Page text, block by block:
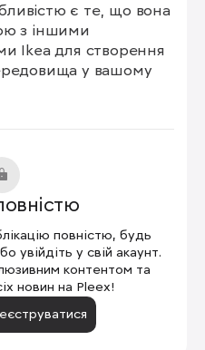
є те, що вона
з іншими
Ikea для створення
у вашому
повністю, будь
увійдіть у свій акаунт.
контентом та
новин на Pleex!